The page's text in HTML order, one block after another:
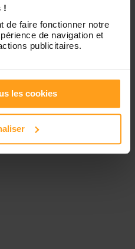
!
de faire fonctionner notre
de navigation et
publicitaires.
les cookies
de 00:00 à 00:00
de 00:00 à 00:00
nous